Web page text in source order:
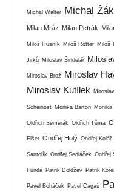
Michal Walter Michal Žák
Milan Mráz Milan Petrák
Miloš Husník Miloš Rotter Miloš
Jirků Miloslav Šindelář
Miroslav Brož Miroslav
Miroslav Kutílek
Scheinost Monika Barton Monika
Oldřich Semerák Oldřich Tůma
Fišer Ondřej Holý Ondřej Kolář
Santolík Ondřej Sedláček Ondřej
Funda Patrik Doldžev Patrik
Pavel Boháček Pavel Cagaš